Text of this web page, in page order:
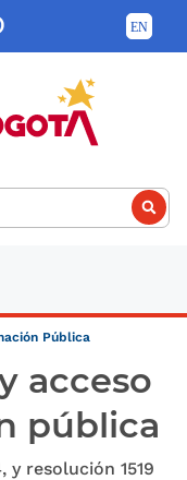
Pública
acceso
pública
y resolución 1519